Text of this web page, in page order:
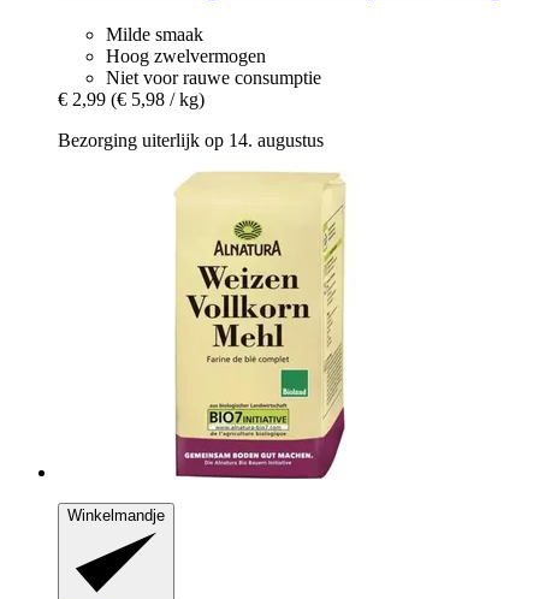
Milde smaak
Hoog zwelvermogen
Niet voor rauwe consumptie
€ 2,99 (€ 5,98 / kg)
Bezorging uiterlijk op 14. augustus
Winkelmandje